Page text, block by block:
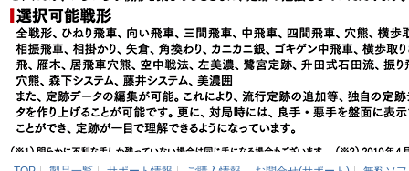
パッケージ版定価： 2,075円(税込)
Amazon.co.jpで購入